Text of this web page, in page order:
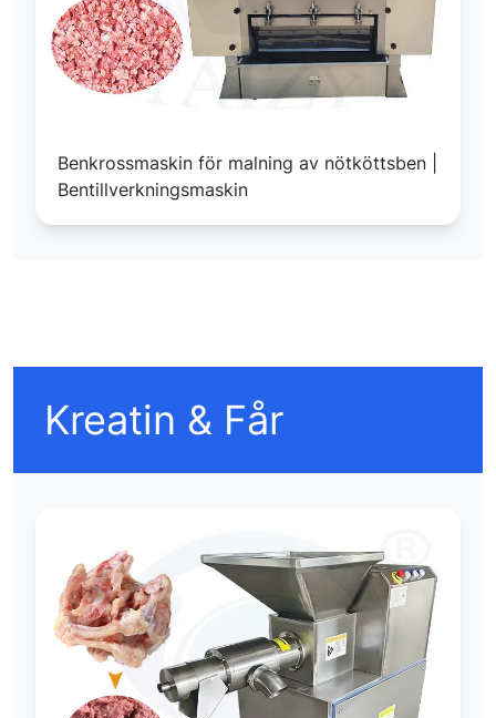
Benkrossmaskin för malning av nötköttsben |
Bentillverkningsmaskin
Kreatin & Får